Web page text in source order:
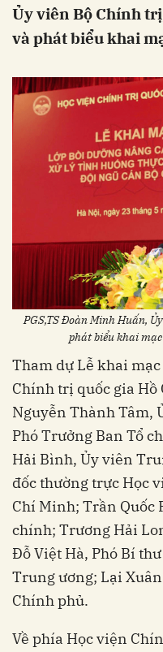
Ủy viên Bộ Chính
và phát biểu khai
PGS,TS Đoàn Minh Huấn,
phát biểu khai
Tham dự Lễ khai
Chính trị quốc gia Hồ
Nguyễn Thành Tâm,
Phó Trưởng Ban Tổ
Hải Bình, Ủy viên
đốc thường trực Học
Chí Minh; Trần Quốc
chính; Trương Hải
Đỗ Việt Hà, Phó Bí
Trung ương; Lại
Chính phủ.
Về phía Học viện